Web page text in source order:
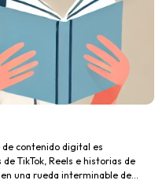
contenido digital es
TikTok, Reels e historias de
una rueda interminable de